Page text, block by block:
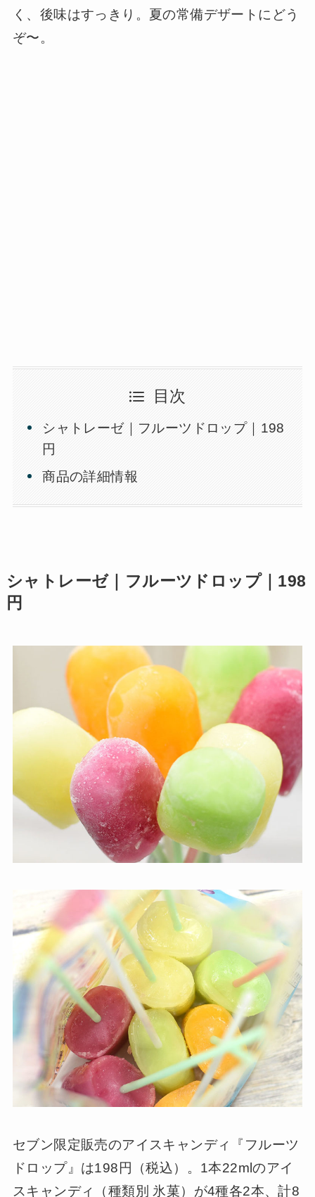
く、後味はすっきり。夏の常備デザートにどう
ぞ〜。
目次
シャトレーゼ｜フルーツドロップ｜198
円
商品の詳細情報
シャトレーゼ｜フルーツドロップ｜198
円
セブン限定販売のアイスキャンディ『フルーツ
ドロップ』は198円（税込）。1本22mlのアイ
スキャンディ（種類別 氷菓）が4種各2本、計8